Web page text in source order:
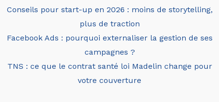
Conseils pour start-up en 2026 : moins de storytelling,
plus de traction
Facebook Ads : pourquoi externaliser la gestion de ses
campagnes ?
TNS : ce que le contrat santé loi Madelin change pour
votre couverture